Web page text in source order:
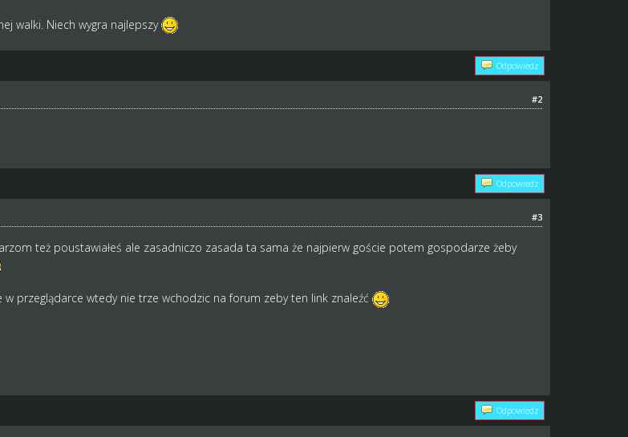
walki. Niech wygra najlepszy
Odpowiedz
#2
Odpowiedz
#3
też poustawiałeś ale zasadniczo zasada ta sama że najpierw goście potem gospodarze żeby
przeglądarce wtedy nie trze wchodzic na forum zeby ten link znaleźć
Odpowiedz